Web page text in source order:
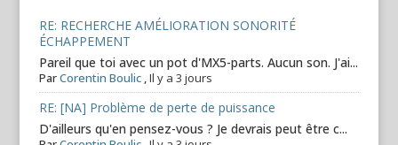
RE: RECHERCHE AMÉLIORATION SONORITÉ
ÉCHAPPEMENT
Pareil que toi avec un pot d'MX5-parts. Aucun son. J'ai...
ParCorentin Boulic, Il y a 3 jours
RE: [NA] Problème de perte de puissance
D'ailleurs qu'en pensez-vous ? Je devrais peut être c...